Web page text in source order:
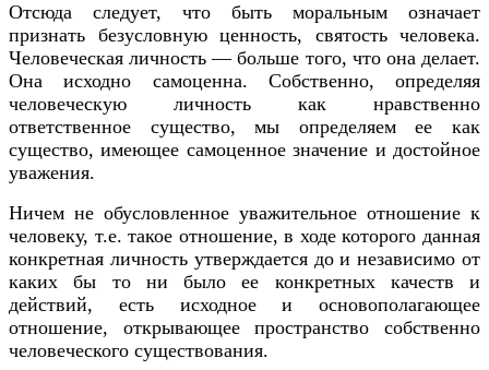
Отсюда следует, что быть моральным означает
признать безусловную ценность, святость человека.
Человеческая личность — больше того, что она делает.
Она исходно самоценна. Собственно, определяя
человеческую личность как нравственно
ответственное существо, мы определяем ее как
существо, имеющее самоценное значение и достойное
уважения.
Ничем не обусловленное уважительное отношение к
человеку, т.е. такое отношение, в ходе которого данная
конкретная личность утверждается до и независимо от
каких бы то ни было ее конкретных качеств и
действий, есть исходное и основополагающее
отношение, открывающее пространство собственно
человеческого существования.